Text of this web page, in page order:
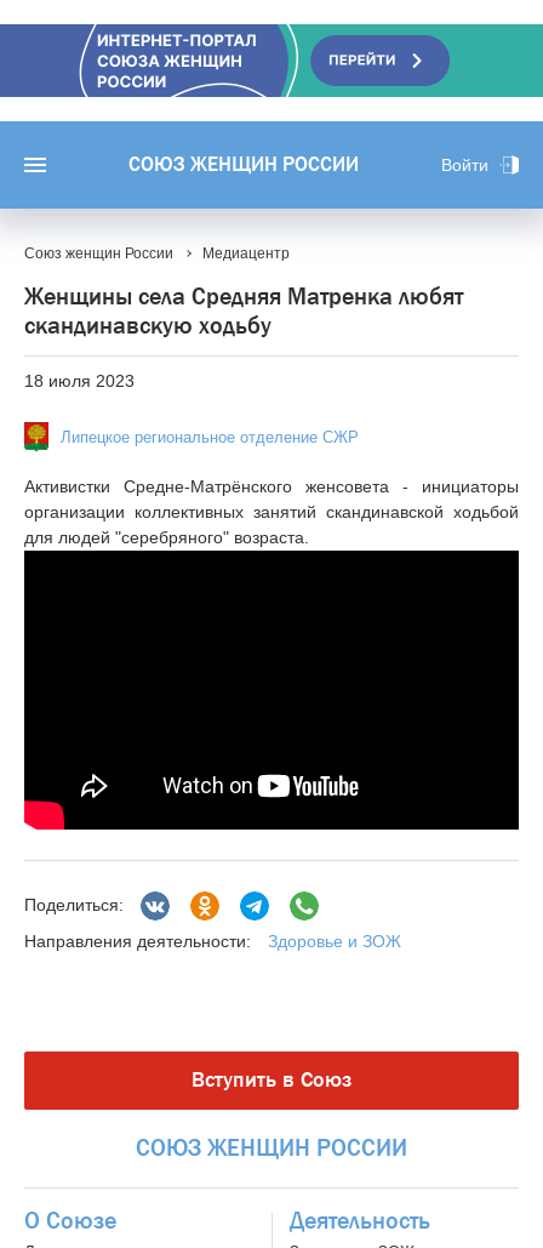
СОЮЗ ЖЕНЩИН РОССИИ Войти
Союз женщин России Медиацентр
Женщины села Средняя Матренка любят
скандинавскую ходьбу
18 июля 2023
Липецкое региональное отделение СЖР
Активистки Средне-Матрёнского женсовета - инициаторы
организации коллективных занятий скандинавской ходьбой
для людей "серебряного" возраста.
Поделиться:
Направления деятельности:
Здоровье и ЗОЖ
Вступить в Союз
СОЮЗ ЖЕНЩИН РОССИИ
О Союзе Деятельность